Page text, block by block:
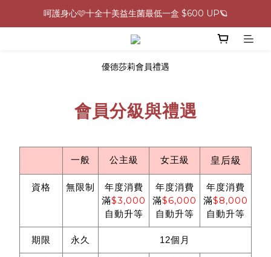
0805-0808指定商品滿$2000結帳88折💖
呵護身心🩷十全十美益生菌最低一盒 $600 UP🪐
生理期救星！暖宮調理組限時優惠✨
0805-0808指定商品滿$2000結帳88折💖
優德莎莉會員禮遇
會員分級與禮遇
一般 公主級 女王級 皇后級
資格 無限制
年度消費
滿$3,000
自動升等
年度消費
滿$6,000
自動升等
年度消費
滿$8,000
自動升等
期限 永久 12個月